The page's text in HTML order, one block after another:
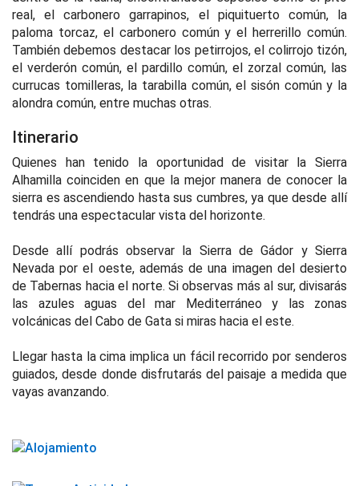
real, el carbonero garrapinos, el piquituerto común, la
paloma torcaz, el carbonero común y el herrerillo común.
También debemos destacar los petirrojos, el colirrojo tizón,
el verderón común, el pardillo común, el zorzal común, las
currucas tomilleras, la tarabilla común, el sisón común y la
alondra común, entre muchas otras.
Itinerario
Quienes han tenido la oportunidad de visitar la Sierra
Alhamilla coinciden en que la mejor manera de conocer la
sierra es ascendiendo hasta sus cumbres, ya que desde allí
tendrás una espectacular vista del horizonte.
Desde allí podrás observar la Sierra de Gádor y Sierra
Nevada por el oeste, además de una imagen del desierto
de Tabernas hacia el norte. Si observas más al sur, divisarás
las azules aguas del mar Mediterráneo y las zonas
volcánicas del Cabo de Gata si miras hacia el este.
Llegar hasta la cima implica un fácil recorrido por senderos
guiados, desde donde disfrutarás del paisaje a medida que
vayas avanzando.